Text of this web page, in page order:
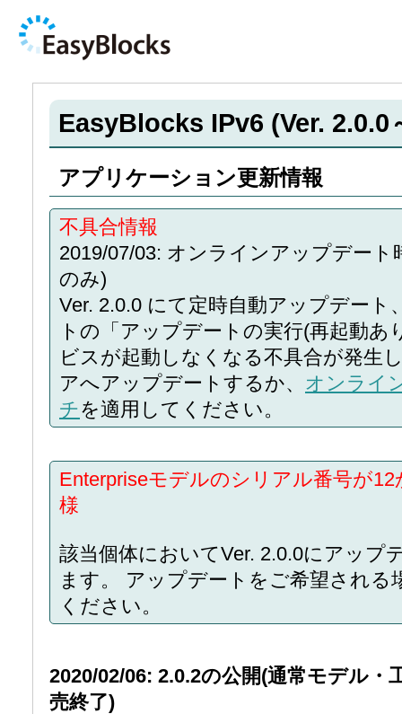
EasyBlocks IPv6 (Ver. 2.0.0
アプリケーション更新情報
不具合情報
2019/07/03: オンラインアップデー
のみ)
Ver. 2.0.0 にて定時自動アップデー
トの「アップデートの実行(再起動あ
ビスが起動しなくなる不具合が発生
アへアップデートするか、 オンライ
チを適用してください。
Enterpriseモデルのシリアル番号が
様
該当個体においてVer. 2.0.0にアップ
ます。 アップデートをご希望される
ください。
2020/02/06: 2.0.2の公開(通常モデル
売終了)